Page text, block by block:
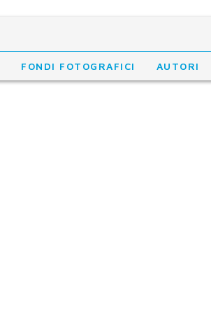
FONDI FOTOGRAFICI AUTORI